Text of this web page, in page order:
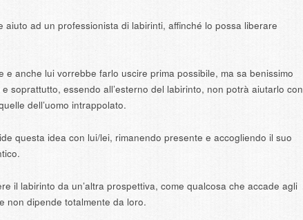
aiuto ad un professionista di labirinti, affinché lo possa liberare
e anche lui vorrebbe farlo uscire prima possibile, ma sa benissimo
soprattutto, essendo all’esterno del labirinto, non potrà aiutarlo con
dell’uomo intrappolato.
questa idea con lui/lei, rimanendo presente e accogliendo il suo
il labirinto da un’altra prospettiva, come qualcosa che accade agli
non dipende totalmente da loro.